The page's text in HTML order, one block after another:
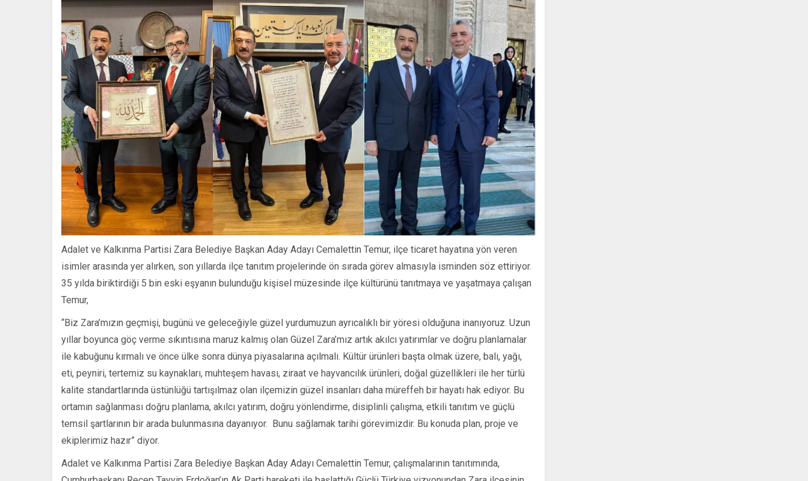
Adalet ve Kalkınma Partisi Zara Belediye Başkan Aday Adayı Cemalettin Temur, ilçe ticaret hayatına yön veren
isimler arasında yer alırken, son yıllarda ilçe tanıtım projelerinde ön sırada görev almasıyla isminden söz ettiriyor.
35 yılda biriktirdiği 5 bin eski eşyanın bulunduğu kişisel müzesinde ilçe kültürünü tanıtmaya ve yaşatmaya çalışan
Temur,
“Biz Zara’mızın geçmişi, bugünü ve geleceğiyle güzel yurdumuzun ayrıcalıklı bir yöresi olduğuna inanıyoruz. Uzun
yıllar boyunca göç verme sıkıntısına maruz kalmış olan Güzel Zara’mız artık akılcı yatırımlar ve doğru planlamalar
ile kabuğunu kırmalı ve önce ülke sonra dünya piyasalarına açılmalı. Kültür ürünleri başta olmak üzere, balı, yağı,
eti, peyniri, tertemiz su kaynakları, muhteşem havası, ziraat ve hayvancılık ürünleri, doğal güzellikleri ile her türlü
kalite standartlarında üstünlüğü tartışılmaz olan ilçemizin güzel insanları daha müreffeh bir hayatı hak ediyor. Bu
ortamın sağlanması doğru planlama, akılcı yatırım, doğru yönlendirme, disiplinli çalışma, etkili tanıtım ve güçlü
temsil şartlarının bir arada bulunmasına dayanıyor. Bunu sağlamak tarihi görevimizdir. Bu konuda plan, proje ve
ekiplerimiz hazır” diyor.
Adalet ve Kalkınma Partisi Zara Belediye Başkan Aday Adayı Cemalettin Temur, çalışmalarının tanıtımında,